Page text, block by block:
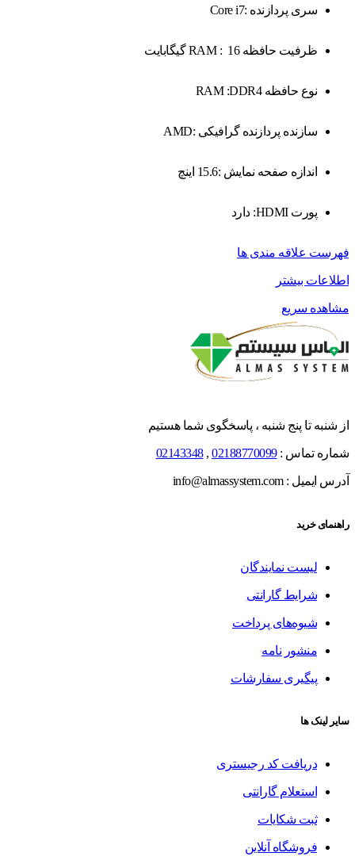
سری پردازنده :Core i7
ظرفیت حافظه RAM : 16 گیگابایت
نوع حافظه RAM :DDR4
سازنده پردازنده گرافیکی :AMD
اندازه صفحه نمایش :15.6 اینچ
پورت HDMI: دارد
فهرست علاقه مندی ها
اطلاعات بیشتر
مشاهده سریع
از شنبه تا پنج شنبه ، پاسخگوی شما هستیم
شماره تماس :02188770099
,
02143348
آدرس ایمیل : info@almassystem.com
راهنمای خرید
لیست نمایندگان
شرایط گارانتی
شیوه‌های پرداخت
منشور نامه
پیگیری سفارشات
سایر لینک ها
دریافت کد رجیستری
استعلام گارانتی
ثبت شکایات
فروشگاه آنلاین